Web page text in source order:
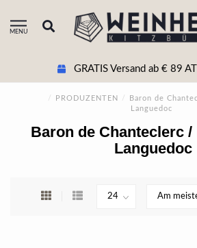
MENU
GRATIS Versand ab € 89
/ PRODUZENTEN /
Baron de
Languedoc
Baron de Chanteclerc
Languedoc